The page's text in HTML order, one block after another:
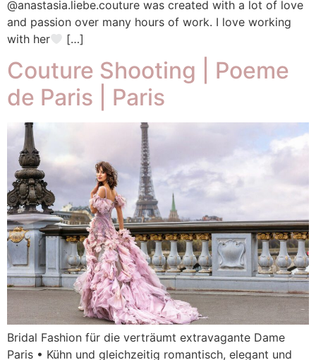
@anastasia.liebe.couture was created with a lot of love
and passion over many hours of work. I love working
with her
[…]
Couture Shooting | Poeme
de Paris | Paris
Bridal Fashion für die verträumt extravagante Dame
Paris • Kühn und gleichzeitig romantisch, elegant und